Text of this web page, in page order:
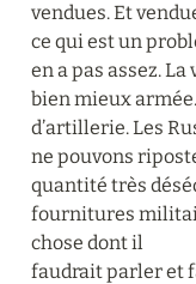
vendues. Et
ce qui est un
en a pas assez.
bien mieux armée.
d’artillerie. Les
ne pouvons
quantité très
fournitures
chose dont il
faudrait parler et